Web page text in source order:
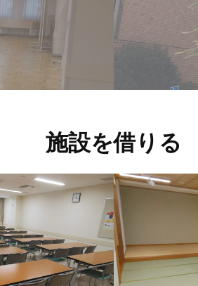
施設を借りる